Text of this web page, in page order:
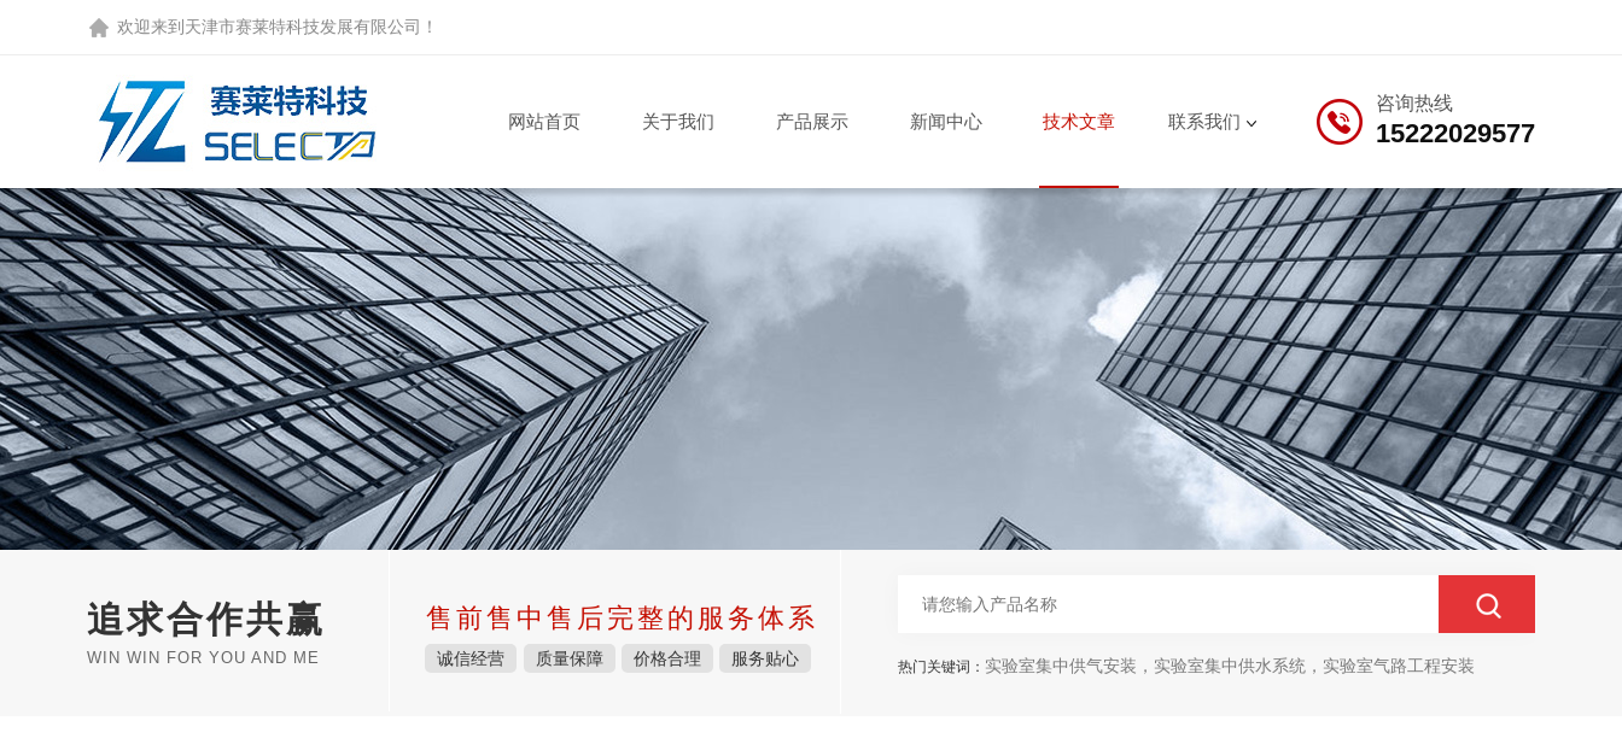
欢迎来到 天津市赛莱特科技发展有限公司 ！
咨询热线
15222029577
网站首页 关于我们 产品展示 新闻中心 技术文章 联系我们
追求合作共赢
WIN WIN FOR YOU AND ME
售前售中售后完整的服务体系
诚信经营 质量保障 价格合理 服务贴心 热门关键词： 实验室集中供气安装，实验室集中供水系统，实验室气路工程安装